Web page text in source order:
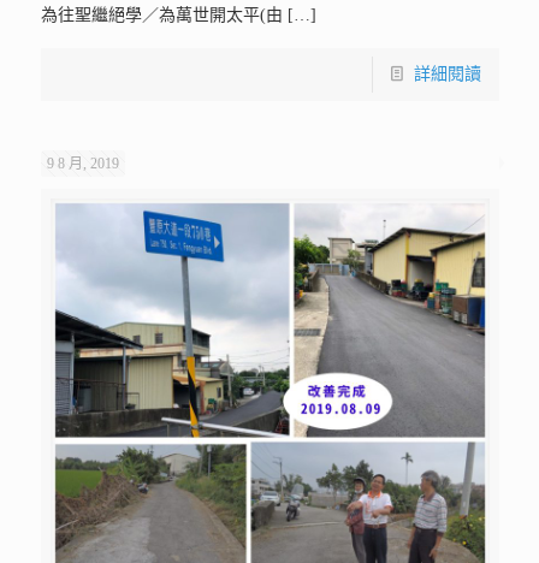
為往聖繼絕學／為萬世開太平(由 […]
詳細閱讀
9 8 月, 2019